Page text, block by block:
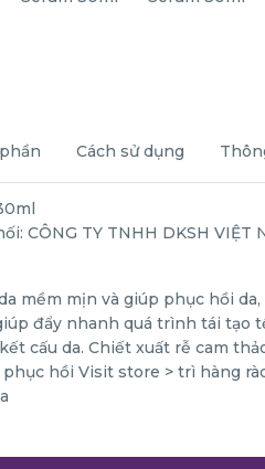
Cách sử dụng
CÔNG TY TNHH DKSH VIỆT
mềm mịn và giúp phục hồi
đẩy nhanh quá trình tái tạo
cấu da. Chiết xuất rễ cam
hồi Visit store > trì hàng